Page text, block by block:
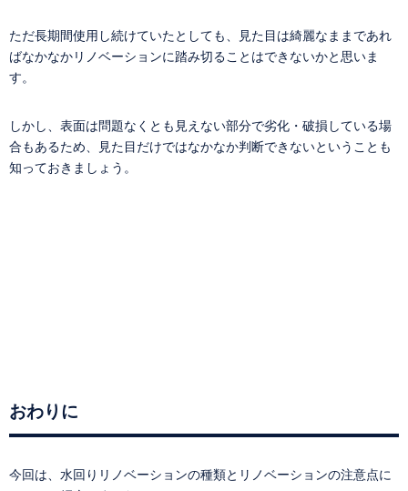
ただ長期間使用し続けていたとしても、見た目は綺麗なままであれ
ばなかなかリノベーションに踏み切ることはできないかと思いま
す。
しかし、表面は問題なくとも見えない部分で劣化・破損している場
合もあるため、見た目だけではなかなか判断できないということも
知っておきましょう。
おわりに
今回は、水回りリノベーションの種類とリノベーションの注意点に